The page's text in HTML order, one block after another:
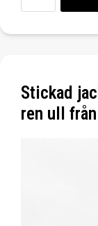
Stickad
ren ull från